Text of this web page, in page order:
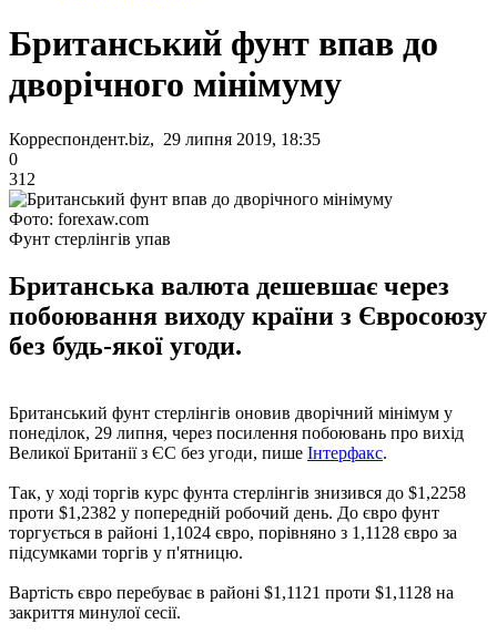
Британський фунт впав до
дворічного мінімуму
Корреспондент.biz, 29 липня 2019, 18:35
0
312
Фото: forexaw.com
Фунт стерлінгів упав
Британська валюта дешевшає через
побоювання виходу країни з Євросоюзу
без будь-якої угоди.
Британський фунт стерлінгів оновив дворічний мінімум у
понеділок, 29 липня, через посилення побоювань про вихід
Великої Британії з ЄС без угоди, пише Інтерфакс.
Так, у ході торгів курс фунта стерлінгів знизився до $1,2258
проти $1,2382 у попередній робочий день. До євро фунт
торгується в районі 1,1024 євро, порівняно з 1,1128 євро за
підсумками торгів у п'ятницю.
Вартість євро перебуває в районі $1,1121 проти $1,1128 на
закриття минулої сесії.